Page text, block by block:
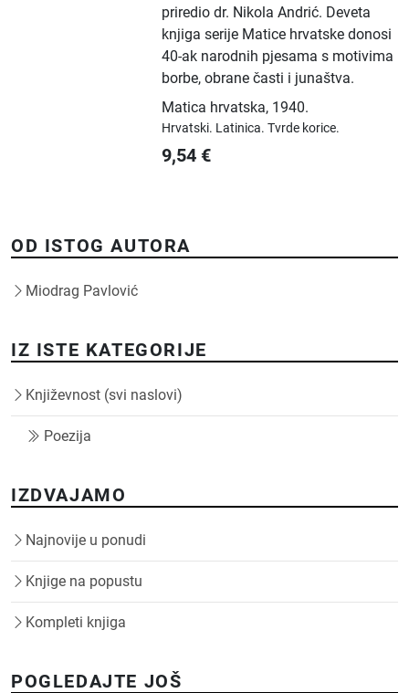
priredio dr. Nikola Andrić. Deveta
knjiga serije Matice hrvatske donosi
40-ak narodnih pjesama s motivima
borbe, obrane časti i junaštva.
Matica hrvatska, 1940.
Hrvatski. Latinica.Tvrde korice.
9,54 €
OD ISTOG AUTORA
Miodrag Pavlović
IZ ISTE KATEGORIJE
Književnost (svi naslovi)
Poezija
IZDVAJAMO
Najnovije u ponudi
Knjige na popustu
Kompleti knjiga
POGLEDAJTE JOŠ